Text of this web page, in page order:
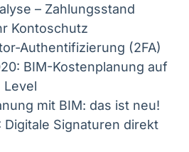
– Zahlungsstand
Kontoschutz
Authentifizierung (2FA)
BIM-Kostenplanung auf
Level
mit BIM: das ist neu!
Digitale Signaturen direkt